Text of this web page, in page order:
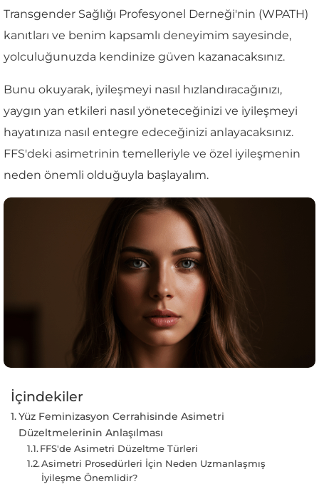
Transgender Sağlığı Profesyonel Derneği'nin (WPATH)
kanıtları ve benim kapsamlı deneyimim sayesinde,
yolculuğunuzda kendinize güven kazanacaksınız.
Bunu okuyarak, iyileşmeyi nasıl hızlandıracağınızı,
yaygın yan etkileri nasıl yöneteceğinizi ve iyileşmeyi
hayatınıza nasıl entegre edeceğinizi anlayacaksınız.
FFS'deki asimetrinin temelleriyle ve özel iyileşmenin
neden önemli olduğuyla başlayalım.
İçindekiler
Yüz Feminizasyon Cerrahisinde Asimetri
Düzeltmelerinin Anlaşılması
FFS'de Asimetri Düzeltme Türleri
Asimetri Prosedürleri İçin Neden Uzmanlaşmış
İyileşme Önemlidir?